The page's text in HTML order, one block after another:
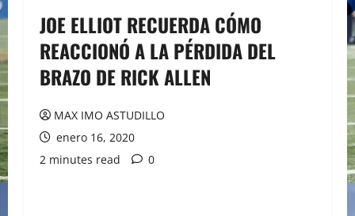
JOE ELLIOT RECUERDA CÓMO
REACCIONÓ A LA PÉRDIDA DEL
BRAZO DE RICK ALLEN
MAX IMO ASTUDILLO
enero 16, 2020
2 minutes read
0